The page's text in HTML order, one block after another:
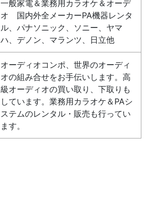
一般家電＆業務用カラオケ＆オーデ
オ 国内外全メーカーPA機器レンタ
ル、パナソニック、ソニー、ヤマ
ハ、デノン、マランツ、日立他
オーディオコンポ、世界のオーディ
オの組み合せをお手伝いします。高
級オーディオの買い取り、下取りも
しています。業務用カラオケ＆PAシ
ステムのレンタル・販売も行ってい
ます。